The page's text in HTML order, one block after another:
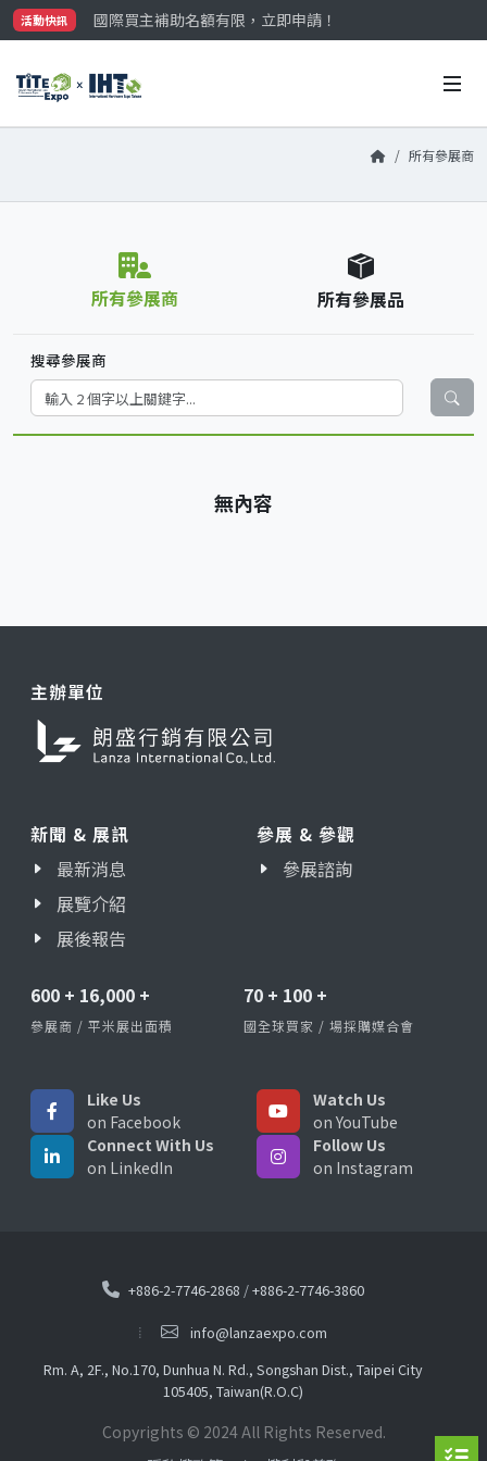
活動快訊
國際買主補助名額有限，立即申請！
參觀門票開放申請中‼️
國際買主補助名額有限，立即申請！
所有參展商
所有參展商 所有參展品
搜尋參展商
無內容
主辦單位
新聞 & 展訊
最新消息
展覽介紹
展後報告
參展 & 參觀
參展諮詢
600 + 16,000 +
參展商 / 平米展出面積
70 + 100 +
國全球買家 / 場採購媒合會
Like Us
on Facebook
Watch Us
on YouTube
Connect With Us
on LinkedIn
Follow Us
on Instagram
+886-2-7746-2868 /+886-2-7746-3860
info@lanzaexpo.com
Rm. A, 2F., No.170, Dunhua N. Rd., Songshan Dist., Taipei City
105405, Taiwan(R.O.C)
Copyrights © 2024 All Rights Reserved.